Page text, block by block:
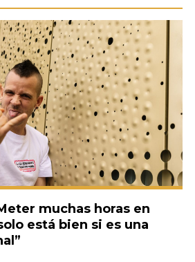
muchas horas en
está bien si es una